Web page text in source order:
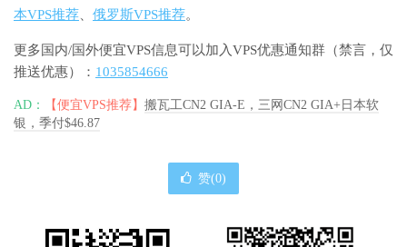
本VPS推荐
俄罗斯VPS推荐。
更多国内/国外便宜VPS信息可以加入VPS优惠通知群（禁言，仅
推送优惠）： 1035854666
AD： 【便宜VPS推荐】 搬瓦工CN2 GIA-E，三网CN2 GIA+日本软
银，季付$46.87
赞(0)